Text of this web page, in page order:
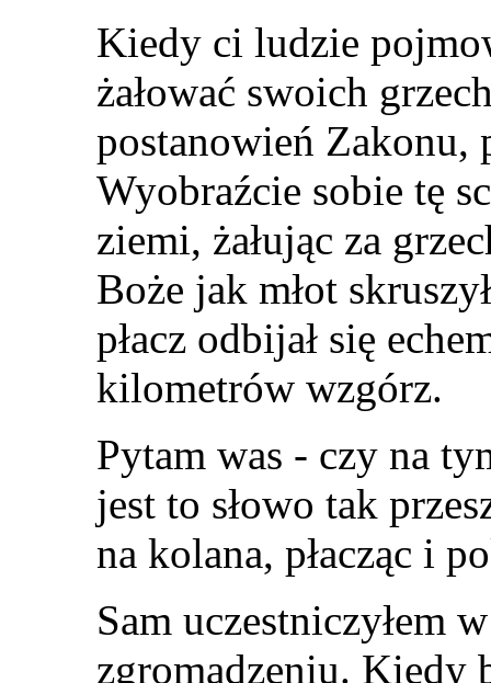
Kiedy ci ludzie
żałować swoich
postanowień Zakonu,
Wyobraźcie sobie tę
ziemi, żałując za
Boże jak młot
płacz odbijał się
kilometrów wzgórz.
Pytam was - czy na
jest to słowo tak
na kolana, płacząc i
Sam uczestniczyłem
zgromadzeniu. Kiedy